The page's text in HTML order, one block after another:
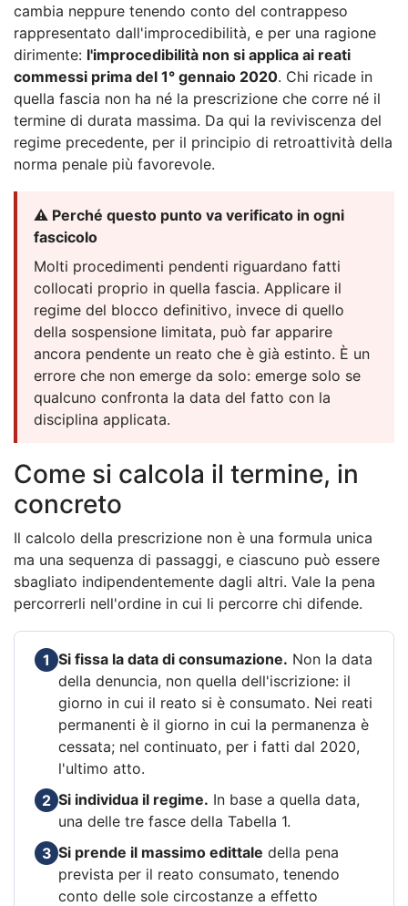
cambia neppure tenendo conto del contrappeso
rappresentato dall'improcedibilità, e per una ragione
dirimente: l'improcedibilità non si applica ai reati
commessi prima del 1° gennaio 2020. Chi ricade in
quella fascia non ha né la prescrizione che corre né il
termine di durata massima. Da qui la reviviscenza del
regime precedente, per il principio di retroattività della
norma penale più favorevole.
⚠️ Perché questo punto va verificato in ogni
fascicolo
Molti procedimenti pendenti riguardano fatti
collocati proprio in quella fascia. Applicare il
regime del blocco definitivo, invece di quello
della sospensione limitata, può far apparire
ancora pendente un reato che è già estinto. È un
errore che non emerge da solo: emerge solo se
qualcuno confronta la data del fatto con la
disciplina applicata.
Come si calcola il termine, in
concreto
Il calcolo della prescrizione non è una formula unica
ma una sequenza di passaggi, e ciascuno può essere
sbagliato indipendentemente dagli altri. Vale la pena
percorrerli nell'ordine in cui li percorre chi difende.
1 Si fissa la data di consumazione. Non la data
della denuncia, non quella dell'iscrizione: il
giorno in cui il reato si è consumato. Nei reati
permanenti è il giorno in cui la permanenza è
cessata; nel continuato, per i fatti dal 2020,
l'ultimo atto.
2 Si individua il regime. In base a quella data,
una delle tre fasce della Tabella 1.
3 Si prende il massimo edittale della pena
prevista per il reato consumato, tenendo
conto delle sole circostanze a effetto